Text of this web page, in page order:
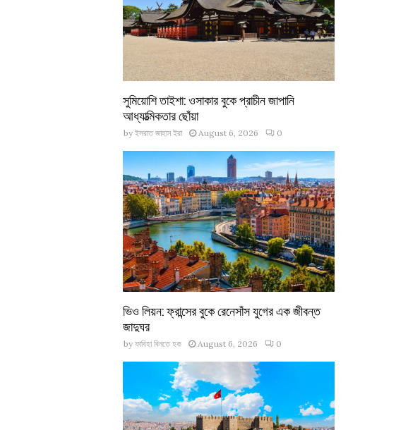
সুমিয়োশি তাইশা: ওসাকার বুকে প্রাচীন জাপানি
আধ্যাত্মিকতার ছোঁয়া
by ইসরাত জাহান ইরা August 6, 2026 0
ভিও লিয়ন: ফ্রান্সের বুকে রেনেসাঁস যুগের এক জীবন্ত
জাদুঘর
by ফাবিহা বিনতে হক August 6, 2026 0